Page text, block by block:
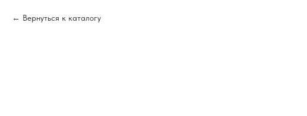
Вернуться к каталогу